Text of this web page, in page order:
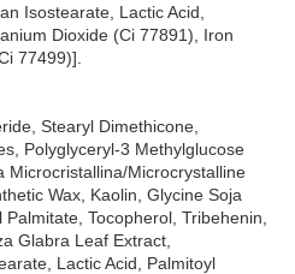
Isostearate, Lactic Acid,
Dioxide (Ci 77891), Iron
77499)].
Stearyl Dimethicone,
Polyglyceryl-3 Methylglucose
Microcristallina/Microcrystalline
Wax, Kaolin, Glycine Soja
Tocopherol, Tribehenin,
Glabra Leaf Extract,
Lactic Acid, Palmitoyl